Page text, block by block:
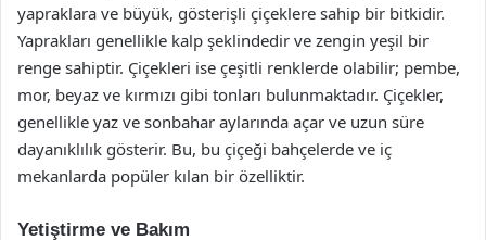
yapraklara ve büyük, gösterişli çiçeklere sahip bir bitkidir.
Yaprakları genellikle kalp şeklindedir ve zengin yeşil bir
renge sahiptir. Çiçekleri ise çeşitli renklerde olabilir; pembe,
mor, beyaz ve kırmızı gibi tonları bulunmaktadır. Çiçekler,
genellikle yaz ve sonbahar aylarında açar ve uzun süre
dayanıklılık gösterir. Bu, bu çiçeği bahçelerde ve iç
mekanlarda popüler kılan bir özelliktir.
Yetiştirme ve Bakım